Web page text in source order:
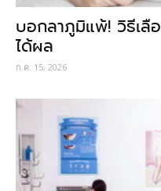
บอกลาภูมิแพ้! วิธีเลื
ได้ผล
ก.ค. 15, 2026